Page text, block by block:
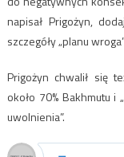
napisał Prigożyn,
szczegóły „planu
Prigożyn chwalił się
około 70% Bakhmutu
uwolnienia”.